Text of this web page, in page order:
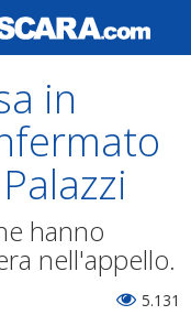
in
hanno
nell'appello.
5.131